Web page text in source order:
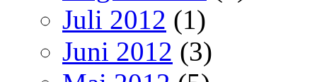
Juli 2012 (1)
Juni 2012 (3)